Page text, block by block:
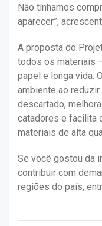
Não tínhamos
aparecer”,
A proposta do
todos os materiais
papel e longa vida.
ambiente ao
descartado,
catadores e facilita
materiais de alta
Se você gostou da
contribuir com
regiões do país,